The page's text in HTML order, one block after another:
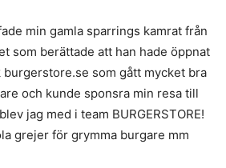
min gamla sparrings kamrat från
som berättade att han hade öppnat
som gått mycket bra
och kunde sponsra min resa till
jag med i team BURGERSTORE!
grejer för grymma burgare mm